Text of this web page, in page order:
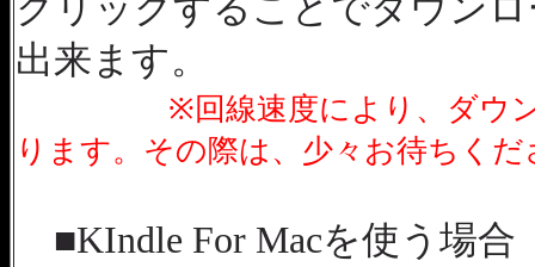
クリックすることでダウン
出来ます。
※回線速度により、ダウ
ります。その際は、少々お待ちくだ
■KIndle For Macを使う場合